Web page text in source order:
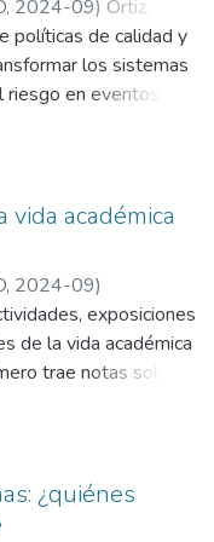
B, Escherichia coli,
los síntomas
72 horas de vida, en
sepsis neonatal tardía
a patógenos
hospitalario
más
en la SNT son
positivos
meticilino
de Zarate, 2023).
, 2024-09) Ortiz,
políticas de calidad y
los sistemas
riesgo en eventos
equipos y la salud
legal.
vida académica
, 2024-09)
exposiciones
de la vida académica
trae notas sobre:
tu
Incorporaciones
¿quiénes